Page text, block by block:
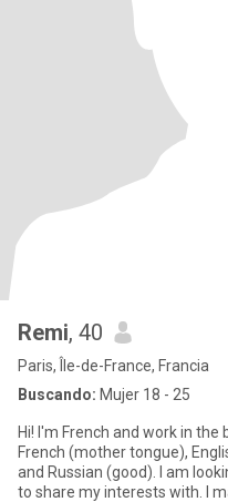
Remi, 40
Paris, Île-de-France, Francia
Buscando: Mujer 18 - 25
Hi! I'm French and work in the
French (mother tongue),
and Russian (good). I am
to share my interests with. I